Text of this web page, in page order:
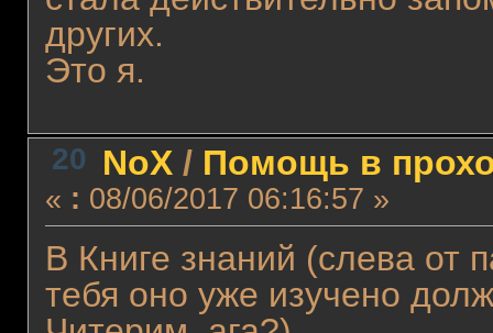
других.
Это я.
20 NoX/ Помощь в
« : 08/06/2017 06:16:57 »
В Книге знаний (слева от
тебя оно уже изучено